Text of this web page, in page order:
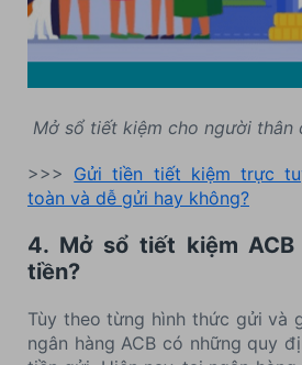
Mở sổ tiết kiệm cho người thân
>>> Gửi tiền tiết kiệm trực
toàn và dễ gửi hay không?
4. Mở sổ tiết kiệm
tiền?
Tùy theo từng hình thức gửi và
ngân hàng ACB có những quy